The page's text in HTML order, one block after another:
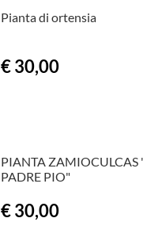
Pianta di ortensia
€ 30,00
PIANTA ZAMIOCULCAS
PADRE PIO"
€ 30,00